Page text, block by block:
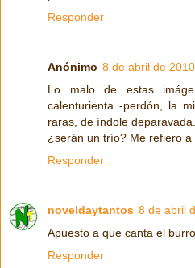
Responder
Anónimo 8 de abril de
Lo malo de estas
calenturienta -perdón, la
raras, de índole deparavada...
¿serán un trío? Me refiero a
Responder
noveldaytantos 8 de abril
Apuesto a que canta el
Responder